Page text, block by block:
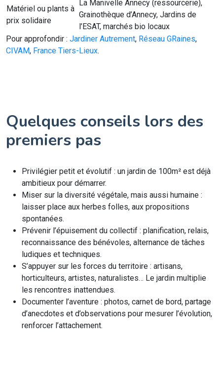
Matériel ou plants à
prix solidaire
La Manivelle Annecy (ressourcerie),
Grainothèque d’Annecy, Jardins de
l’ESAT, marchés bio locaux
Pour approfondir : Jardiner Autrement, Réseau GRaines,
CIVAM, France Tiers-Lieux.
Quelques conseils lors des
premiers pas
Privilégier petit et évolutif : un jardin de 100m² est déjà
ambitieux pour démarrer.
Miser sur la diversité végétale, mais aussi humaine :
laisser place aux herbes folles, aux propositions
spontanées.
Prévenir l’épuisement du collectif : planification, relais,
reconnaissance des bénévoles, alternance de tâches
ludiques et techniques.
S’appuyer sur les forces du territoire : artisans,
horticulteurs, artistes, naturalistes… Le jardin multiplie
les rencontres inattendues.
Documenter l’aventure : photos, carnet de bord, partage
d’anecdotes et d’observations pour mesurer l’évolution,
renforcer l’attachement.